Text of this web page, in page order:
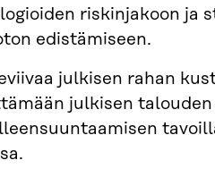
riskinjakoon ja
edistämiseen.
julkisen rahan
julkisen